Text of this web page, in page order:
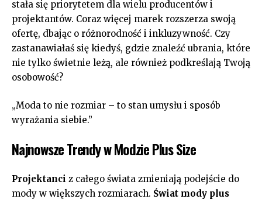
stała się priorytetem dla wielu producentów i
projektantów. Coraz więcej marek rozszerza swoją
ofertę, dbając o różnorodność i inkluzywność. Czy
zastanawiałaś się kiedyś, gdzie znaleźć ubrania, które
nie tylko świetnie leżą, ale również podkreślają Twoją
osobowość?
„Moda to nie rozmiar – to stan umysłu i sposób
wyrażania siebie.”
Najnowsze Trendy w Modzie Plus Size
Projektanci z całego świata zmieniają podejście do
mody w większych rozmiarach. Świat mody plus